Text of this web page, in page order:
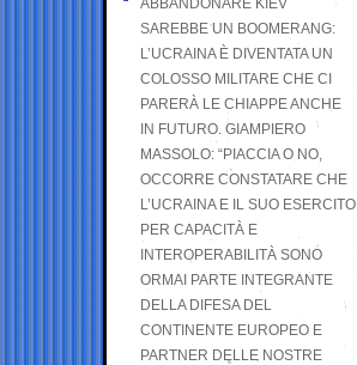
ABBANDONARE KIEV
SAREBBE UN BOOMERANG:
L’UCRAINA È DIVENTATA UN
COLOSSO MILITARE CHE CI
PARERÀ LE CHIAPPE ANCHE
IN FUTURO. GIAMPIERO
MASSOLO: “PIACCIA O NO,
OCCORRE CONSTATARE CHE
L’UCRAINA E IL SUO ESERCITO
PER CAPACITÀ E
INTEROPERABILITÀ SONO
ORMAI PARTE INTEGRANTE
DELLA DIFESA DEL
CONTINENTE EUROPEO E
PARTNER DELLE NOSTRE